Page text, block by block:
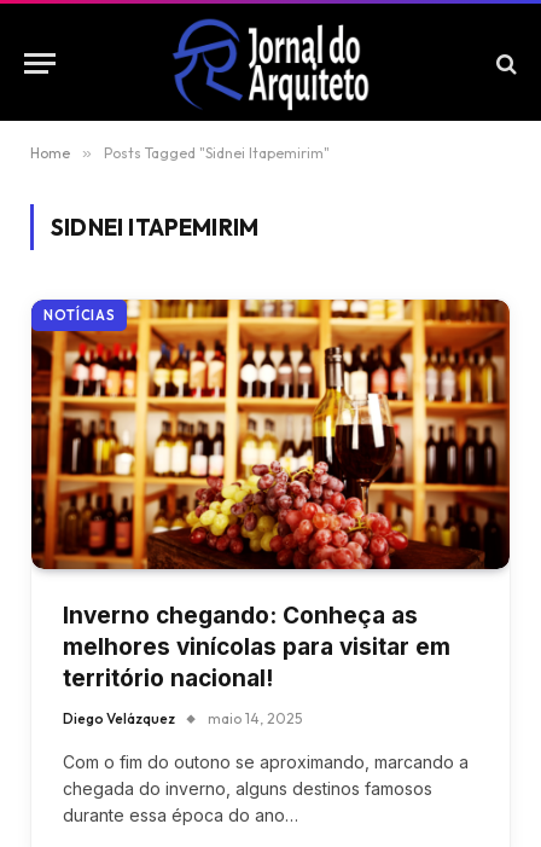
Home » Posts Tagged "Sidnei Itapemirim"
SIDNEI ITAPEMIRIM
NOTÍCIAS
Inverno chegando: Conheça as
melhores vinícolas para visitar em
território nacional!
Diego Velázquez maio 14, 2025
Com o fim do outono se aproximando, marcando a
chegada do inverno, alguns destinos famosos
durante essa época do ano…